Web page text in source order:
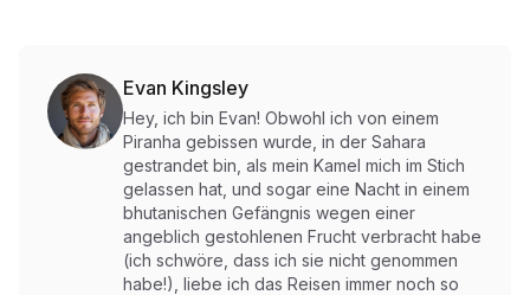
Evan Kingsley
Hey, ich bin Evan! Obwohl ich von einem
Piranha gebissen wurde, in der Sahara
gestrandet bin, als mein Kamel mich im Stich
gelassen hat, und sogar eine Nacht in einem
bhutanischen Gefängnis wegen einer
angeblich gestohlenen Frucht verbracht habe
(ich schwöre, dass ich sie nicht genommen
habe!), liebe ich das Reisen immer noch so